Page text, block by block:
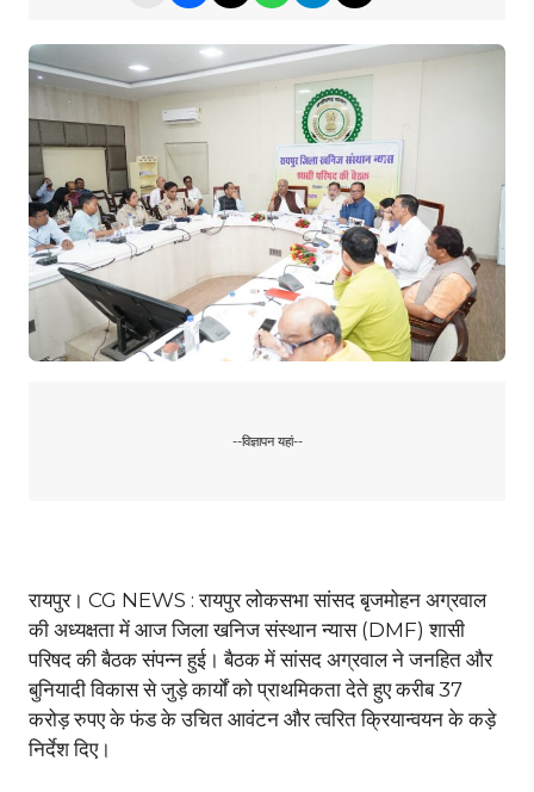
--विज्ञापन यहां--
रायपुर। CG NEWS : रायपुर लोकसभा सांसद बृजमोहन अग्रवाल
की अध्यक्षता में आज जिला खनिज संस्थान न्यास (DMF) शासी
परिषद की बैठक संपन्न हुई। बैठक में सांसद अग्रवाल ने जनहित और
बुनियादी विकास से जुड़े कार्यों को प्राथमिकता देते हुए करीब 37
करोड़ रुपए के फंड के उचित आवंटन और त्वरित क्रियान्वयन के कड़े
निर्देश दिए।